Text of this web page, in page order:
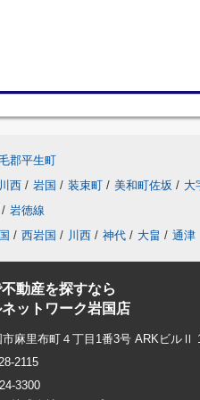
郡平生町
川西 / 岩国 / 装束町 / 美和町佐坂 / 大
/ 岩徳線
/ 西岩国 / 川西 / 神代 / 大畠 / 通津
動産を探すなら
ットワーク岩国店
市麻里布町４丁目1番3号 ARKビルⅡ
2115
3300